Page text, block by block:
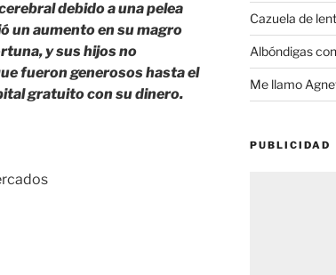
debido a una pelea
un aumento en su magro
y sus hijos no
fueron generosos hasta el
gratuito con su dinero.
Cazuela de
Albóndigas
Me llamo
PUBLICIDAD